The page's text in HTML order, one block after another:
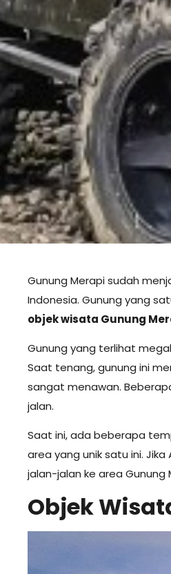
Gunung Merapi sudah
Indonesia. Gunung yang
objek wisata Gunung
Gunung yang terlihat
Saat tenang, gunung ini
sangat menawan.
jalan.
Saat ini, ada beberapa
area yang unik satu ini.
jalan-jalan ke area Gunung
Objek